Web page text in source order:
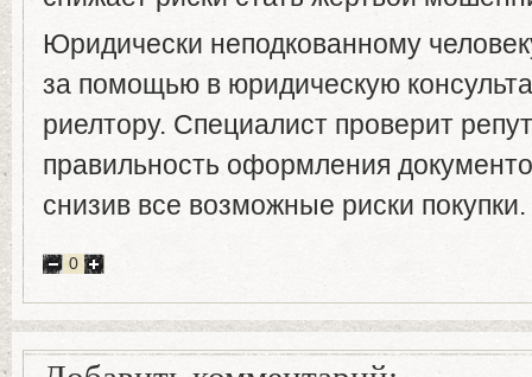
Юридически неподкованному
за помощью в юридическую
риелтору. Специалист проверит
правильность оформления
снизив все возможные риски покупки.
0